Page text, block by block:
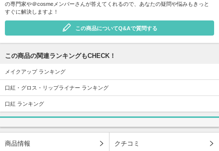
の専門家や＠cosmeメンバーさんが答えてくれるので、あなたの疑問や悩みもきっと
すぐに解決しますよ！
この商品についてQ&Aで質問する
この商品の関連ランキングもCHECK！
メイクアップ ランキング
口紅・グロス・リップライナー ランキング
口紅 ランキング
商品情報 クチコミ